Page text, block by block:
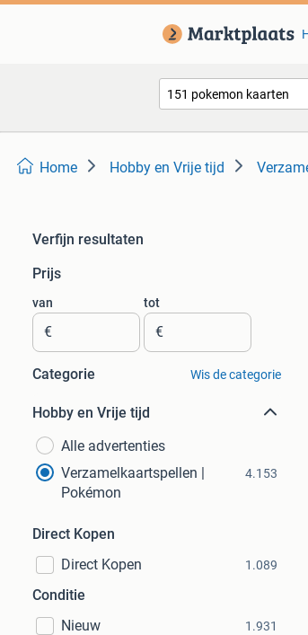
Home Hobby en Vrije tijd
Verfijn resultaten
Prijs
van
€
tot
€
Categorie Wis de categorie
Hobby en Vrije tijd
Alle advertenties
Verzamelkaartspellen |
Pokémon
4.153
Direct Kopen
Direct Kopen
1.089
Conditie
Nieuw
1.931